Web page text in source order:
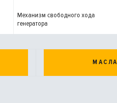
Механизм свободного хода
генератора
МАСЛА